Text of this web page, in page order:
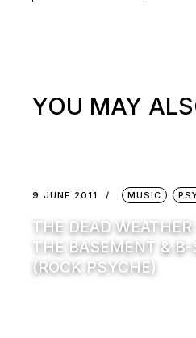
YOU MAY
9 JUNE 2011 MUSIC
THE DEAD
THE BASEMENT & B-
(ROCK PSYCHE)